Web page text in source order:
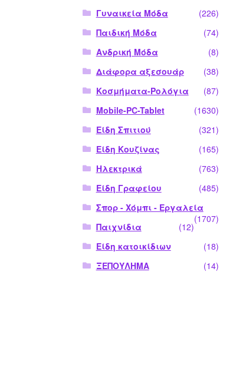
Γυναικεία Μόδα
(226)
Παιδική Μόδα
(74)
Ανδρική Μόδα
(8)
Διάφορα αξεσουάρ
(38)
Κοσμήματα-Ρολόγια
(87)
Mobile-PC-Tablet
(1630)
Είδη Σπιτιού
(321)
Είδη Κουζίνας
(165)
Ηλεκτρικά
(763)
Είδη Γραφείου
(485)
Σπορ - Χόμπι - Εργαλεία
(1707)
Παιχνίδια
(12)
Είδη κατοικίδιων
(18)
ΞΕΠΟΥΛΗΜΑ
(14)